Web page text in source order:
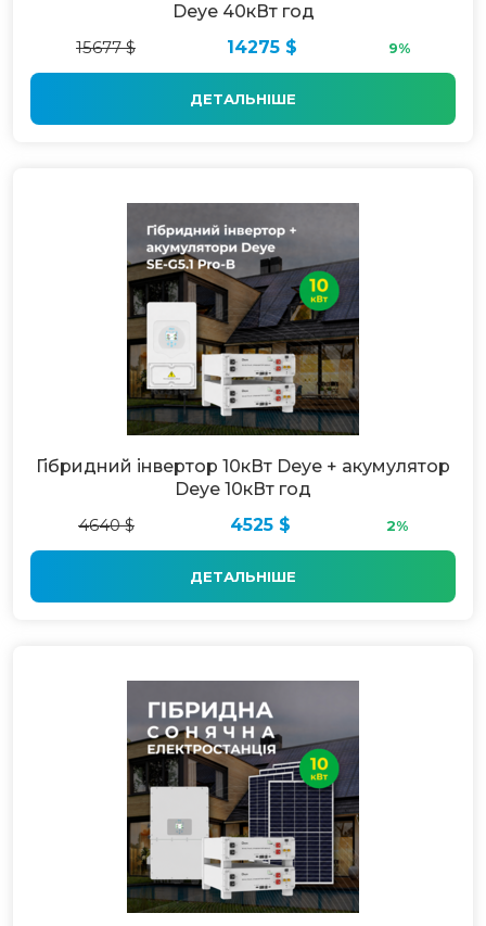
Deye 40кВт год
15677 $
14275 $ 9%
ДЕТАЛЬНІШЕ
Гібридний інвертор 10кВт Deye + акумулятор
Deye 10кВт год
4640 $
4525 $ 2%
ДЕТАЛЬНІШЕ